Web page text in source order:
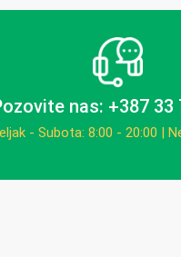
nas: +387 33
- Subota: 8:00 - 20:00 |